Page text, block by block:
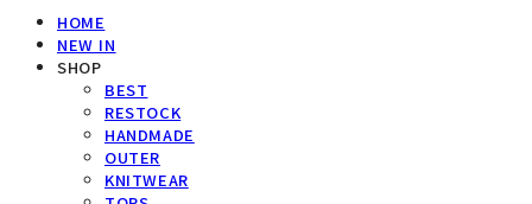
HOME
NEW IN
SHOP
BEST
RESTOCK
HANDMADE
OUTER
KNITWEAR